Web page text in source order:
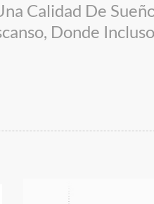
Calidad De
Donde